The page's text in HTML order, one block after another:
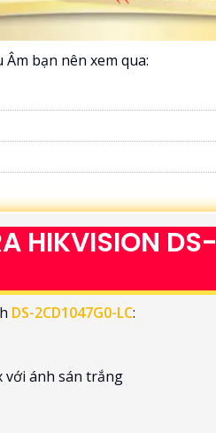
bạn nên xem qua:
HIKVISION DS-
DS-2CD1047G0-LC:
với ánh sán trắng